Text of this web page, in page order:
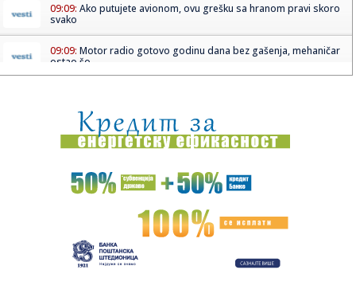
09:09: Ako putujete avionom, ovu grešku sa hranom pravi skoro
svako
09:09: Motor radio gotovo godinu dana bez gašenja, mehaničar
ostao šo...
09:08:АМСС: На граничном прелазу ...
09:09:Na Batrovcima se od jutros čeka oko četiri sata
Rutina Šeltona
09:08:AdmiralBet ABA liga ostala bez direktora: Milija Vojinović